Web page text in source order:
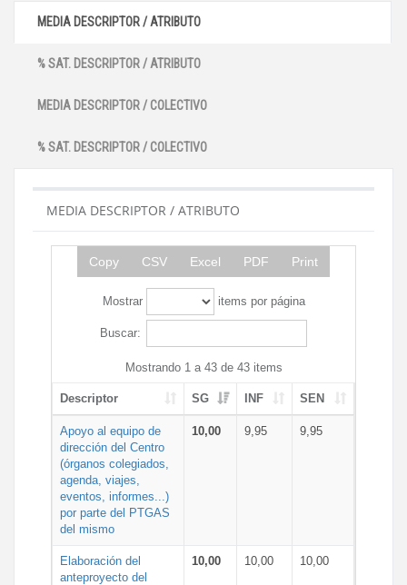
MEDIA DESCRIPTOR / ATRIBUTO
% SAT. DESCRIPTOR / ATRIBUTO
MEDIA DESCRIPTOR / COLECTIVO
% SAT. DESCRIPTOR / COLECTIVO
MEDIA DESCRIPTOR / ATRIBUTO
Copy CSV Excel PDF Print
Mostrar items por página
Buscar:
Mostrando 1 a 43 de 43 items
Descriptor SG INF SEN
Apoyo al equipo de
dirección del Centro
(órganos colegiados,
agenda, viajes,
eventos, informes...)
por parte del PTGAS
del mismo
10,00 9,95 9,95
Elaboración del
anteproyecto del
10,00 10,00 10,00